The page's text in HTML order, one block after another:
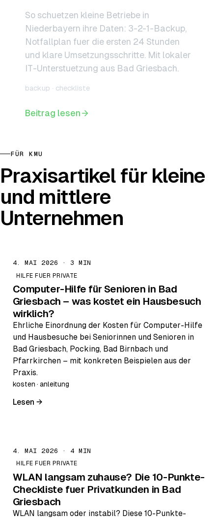
So schuetzen kleine Betriebe in
Niederbayern ihre Daten: 3-2-1-Backup,
Notfallplan fuer die ersten 24 Stunden
und klare Umsetzungsschritte. Mit lokaler
IT-Unterstuetzung aus Bad Griesbach.
backup · checkliste
Beitrag lesen
FÜR KMU
Praxisartikel für kleine
und mittlere
Unternehmen
4. MAI 2026 · 3 MIN
HILFE FUER PRIVATE
Computer-Hilfe für Senioren in Bad
Griesbach – was kostet ein Hausbesuch
wirklich?
Ehrliche Einordnung der Kosten für Computer-Hilfe
und Hausbesuche bei Seniorinnen und Senioren in
Bad Griesbach, Pocking, Bad Birnbach und
Pfarrkirchen – mit konkreten Beispielen aus der
Praxis.
kosten · anleitung
Lesen →
4. MAI 2026 · 4 MIN
HILFE FUER PRIVATE
WLAN langsam zuhause? Die 10-Punkte-
Checkliste fuer Privatkunden in Bad
Griesbach
WLAN langsam oder instabil? Diese 10-Punkte-